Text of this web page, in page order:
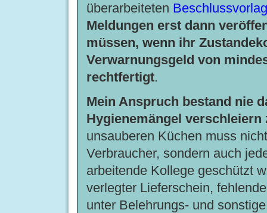
überarbeiteten
Meldungen erst dann
müssen, wenn ihr
Verwarnungsgeld von
rechtfertigt.
Mein Anspruch bestand nie
Hygienemängel
unsauberen Küchen muss
Verbraucher, sondern auch
arbeitende Kollege geschützt
verlegter Lieferschein,
unter Belehrungs- und